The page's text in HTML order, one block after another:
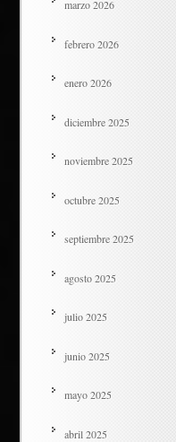
marzo 2026
febrero 2026
enero 2026
diciembre 2025
noviembre 2025
octubre 2025
septiembre 2025
agosto 2025
julio 2025
junio 2025
mayo 2025
abril 2025